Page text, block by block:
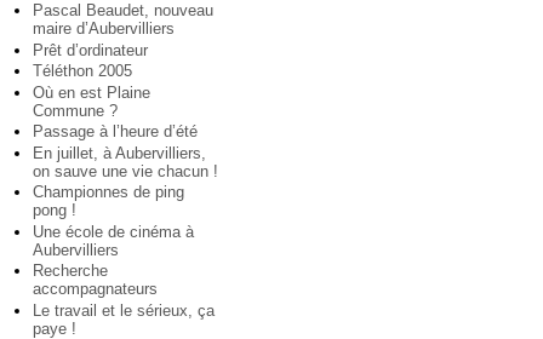
Pascal Beaudet, nouveau
maire d’Aubervilliers
Prêt d’ordinateur
Téléthon 2005
Où en est Plaine
Commune ?
Passage à l’heure d’été
En juillet, à Aubervilliers,
on sauve une vie chacun !
Championnes de ping
pong !
Une école de cinéma à
Aubervilliers
Recherche
accompagnateurs
Le travail et le sérieux, ça
paye !